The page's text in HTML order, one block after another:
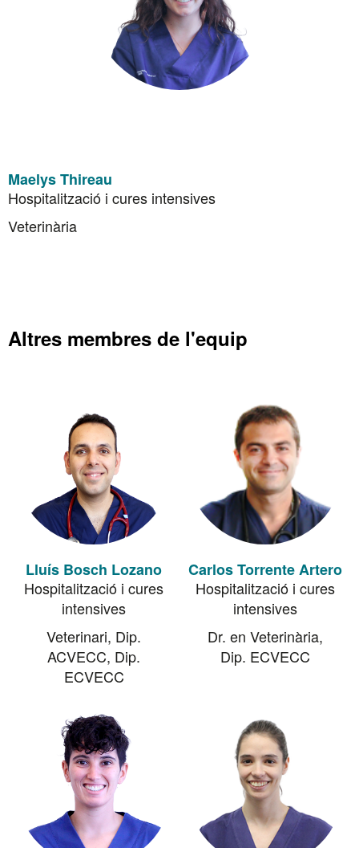
Maelys Thireau
Hospitalització i cures intensives
Veterinària
Altres membres de l'equip
Lluís Bosch Lozano
Hospitalització i cures
intensives
Veterinari, Dip.
ACVECC, Dip.
ECVECC
Carlos Torrente Artero
Hospitalització i cures
intensives
Dr. en Veterinària,
Dip. ECVECC